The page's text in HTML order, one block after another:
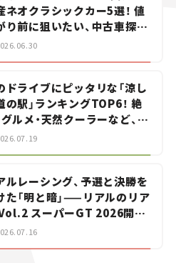
ネオクラシックカー5選！ 値
り前に狙いたい、中古車探し
手伝い――ちょっとイケてるマ
ドライブにピッタリな「涼し
の駅」ランキングTOP6！ 絶
グルメ・天然クーラーなど、避
おすすめのスポットを紹介
の駅マニアの推し駅ガイド】
ルレーシング、予選と決勝を
た「明と暗」——リアルのリア
スーパーGT 2026開幕
山国際サーキット